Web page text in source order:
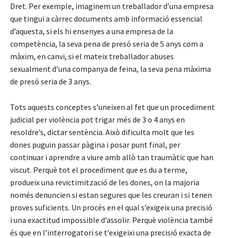
Dret. Per exemple, imaginem un treballador d’una empresa
que tingui a càrrec documents amb informació essencial
d’aquesta, si els hi ensenyes a una empresa de la
competència, la seva pena de presó seria de 5 anys com a
màxim, en canvi, si el mateix treballador abuses
sexualment d’una companya de feina, la seva pena màxima
de presó seria de 3 anys.
Tots aquests conceptes s’uneixen al fet que un procediment
judicial per violència pot trigar més de 3 o 4 anys en
resoldre’s, dictar sentència. Això dificulta molt que les
dones puguin passar pàgina i posar punt final, per
continuar i aprendre a viure amb allò tan traumàtic que han
viscut. Perquè tot el procediment que es du a terme,
produeix una revictimització de les dones, on la majoria
només denuncien si estan segures que les creuran i si tenen
proves suficients. Un procés en el qual s’exigeix una precisió
i una exactitud impossible d’assolir. Perquè violència també
és que en l’interrogatori se t’exigeixi una precisió exacta de